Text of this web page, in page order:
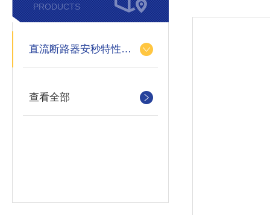
PRODUCTS
直流断路器安秒特性测试仪
查看全部